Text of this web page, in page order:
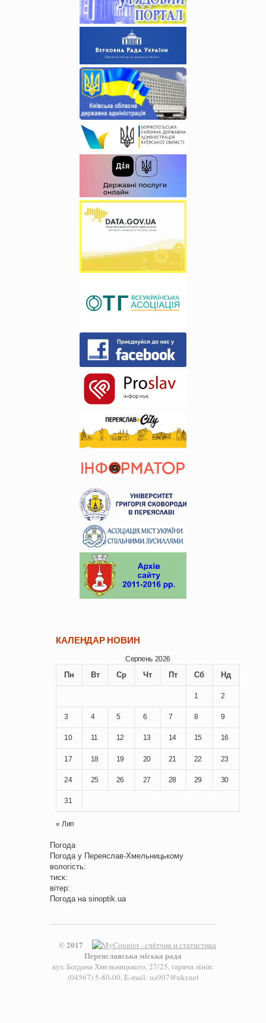
КАЛЕНДАР НОВИН
Серпень 2026
Пн Вт Ср Чт Пт Сб Нд
1 2
3 4 5 6 7 8 9
10 11 12 13 14 15 16
17 18 19 20 21 22 23
24 25 26 27 28 29 30
31
« Лип
Погода
Погода у Переяслав-Хмельницькому
вологість:
тиск:
вітер:
Погода на sinoptik.ua
© 2017
Переяславська міська рада
вул. Богдана Хмельницького, 27/25, гаряча лінія:
(04567) 5-80-00, E-mail: ua907@ukr.net